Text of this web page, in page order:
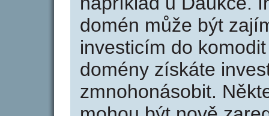
domén může být
investicím do
domény získáte
zmnohonásobit.